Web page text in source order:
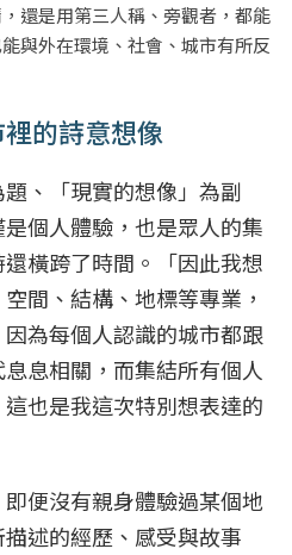
還是用第三人稱、旁觀者，都能
與外在環境、社會、城市有所反
的詩意想像
、「現實的想像」為副
個人體驗，也是眾人的集
橫跨了時間。「因此我想
間、結構、地標等專業，
為每個人認識的城市都跟
息相關，而集結所有個人
也是我這次特別想表達的
便沒有親身體驗過某個地
述的經歷、感受與故事